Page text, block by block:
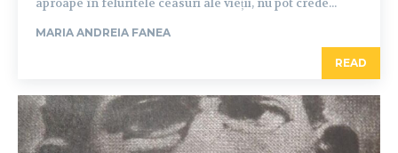
aproape în feluritele ceasuri ale vieții, nu pot crede...
MARIA ANDREIA FANEA
READ